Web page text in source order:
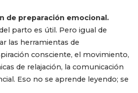
de preparación emocional.
parto es útil. Pero igual de
las herramientas de
consciente, el movimiento,
de relajación, la comunicación
Eso no se aprende leyendo; se